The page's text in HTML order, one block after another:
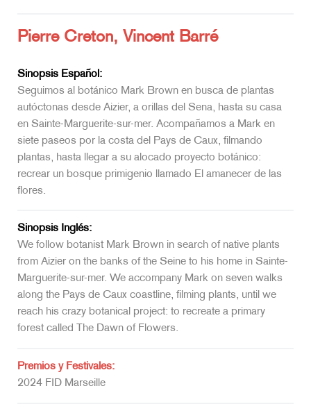
Pierre Creton, Vincent Barré
Sinopsis Español:
Seguimos al botánico Mark Brown en busca de plantas
autóctonas desde Aizier, a orillas del Sena, hasta su casa
en Sainte-Marguerite-sur-mer. Acompañamos a Mark en
siete paseos por la costa del Pays de Caux, filmando
plantas, hasta llegar a su alocado proyecto botánico:
recrear un bosque primigenio llamado El amanecer de las
flores.
Sinopsis Inglés:
We follow botanist Mark Brown in search of native plants
from Aizier on the banks of the Seine to his home in Sainte-
Marguerite-sur-mer. We accompany Mark on seven walks
along the Pays de Caux coastline, filming plants, until we
reach his crazy botanical project: to recreate a primary
forest called The Dawn of Flowers.
Premios y Festivales:
2024 FID Marseille